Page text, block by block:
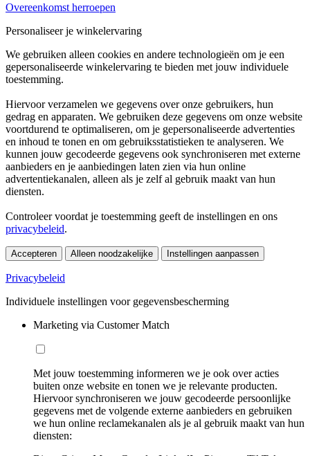
Overeenkomst herroepen
Personaliseer je winkelervaring
We gebruiken alleen cookies en andere technologieën om je een
gepersonaliseerde winkelervaring te bieden met jouw individuele
toestemming.
Hiervoor verzamelen we gegevens over onze gebruikers, hun
gedrag en apparaten. We gebruiken deze gegevens om onze website
voortdurend te optimaliseren, om je gepersonaliseerde advertenties
en inhoud te tonen en om gebruiksstatistieken te analyseren. We
kunnen jouw gecodeerde gegevens ook synchroniseren met externe
aanbieders en je aanbiedingen laten zien via hun online
advertentiekanalen, alleen als je zelf al gebruik maakt van hun
diensten.
Controleer voordat je toestemming geeft de instellingen en ons
privacybeleid.
Accepteren Alleen noodzakelijke Instellingen aanpassen
Privacybeleid
Individuele instellingen voor gegevensbescherming
Marketing via Customer Match
Met jouw toestemming informeren we je ook over acties
buiten onze website en tonen we je relevante producten.
Hiervoor synchroniseren we jouw gecodeerde persoonlijke
gegevens met de volgende externe aanbieders en gebruiken
we hun online reclamekanalen als je al gebruik maakt van hun
diensten: